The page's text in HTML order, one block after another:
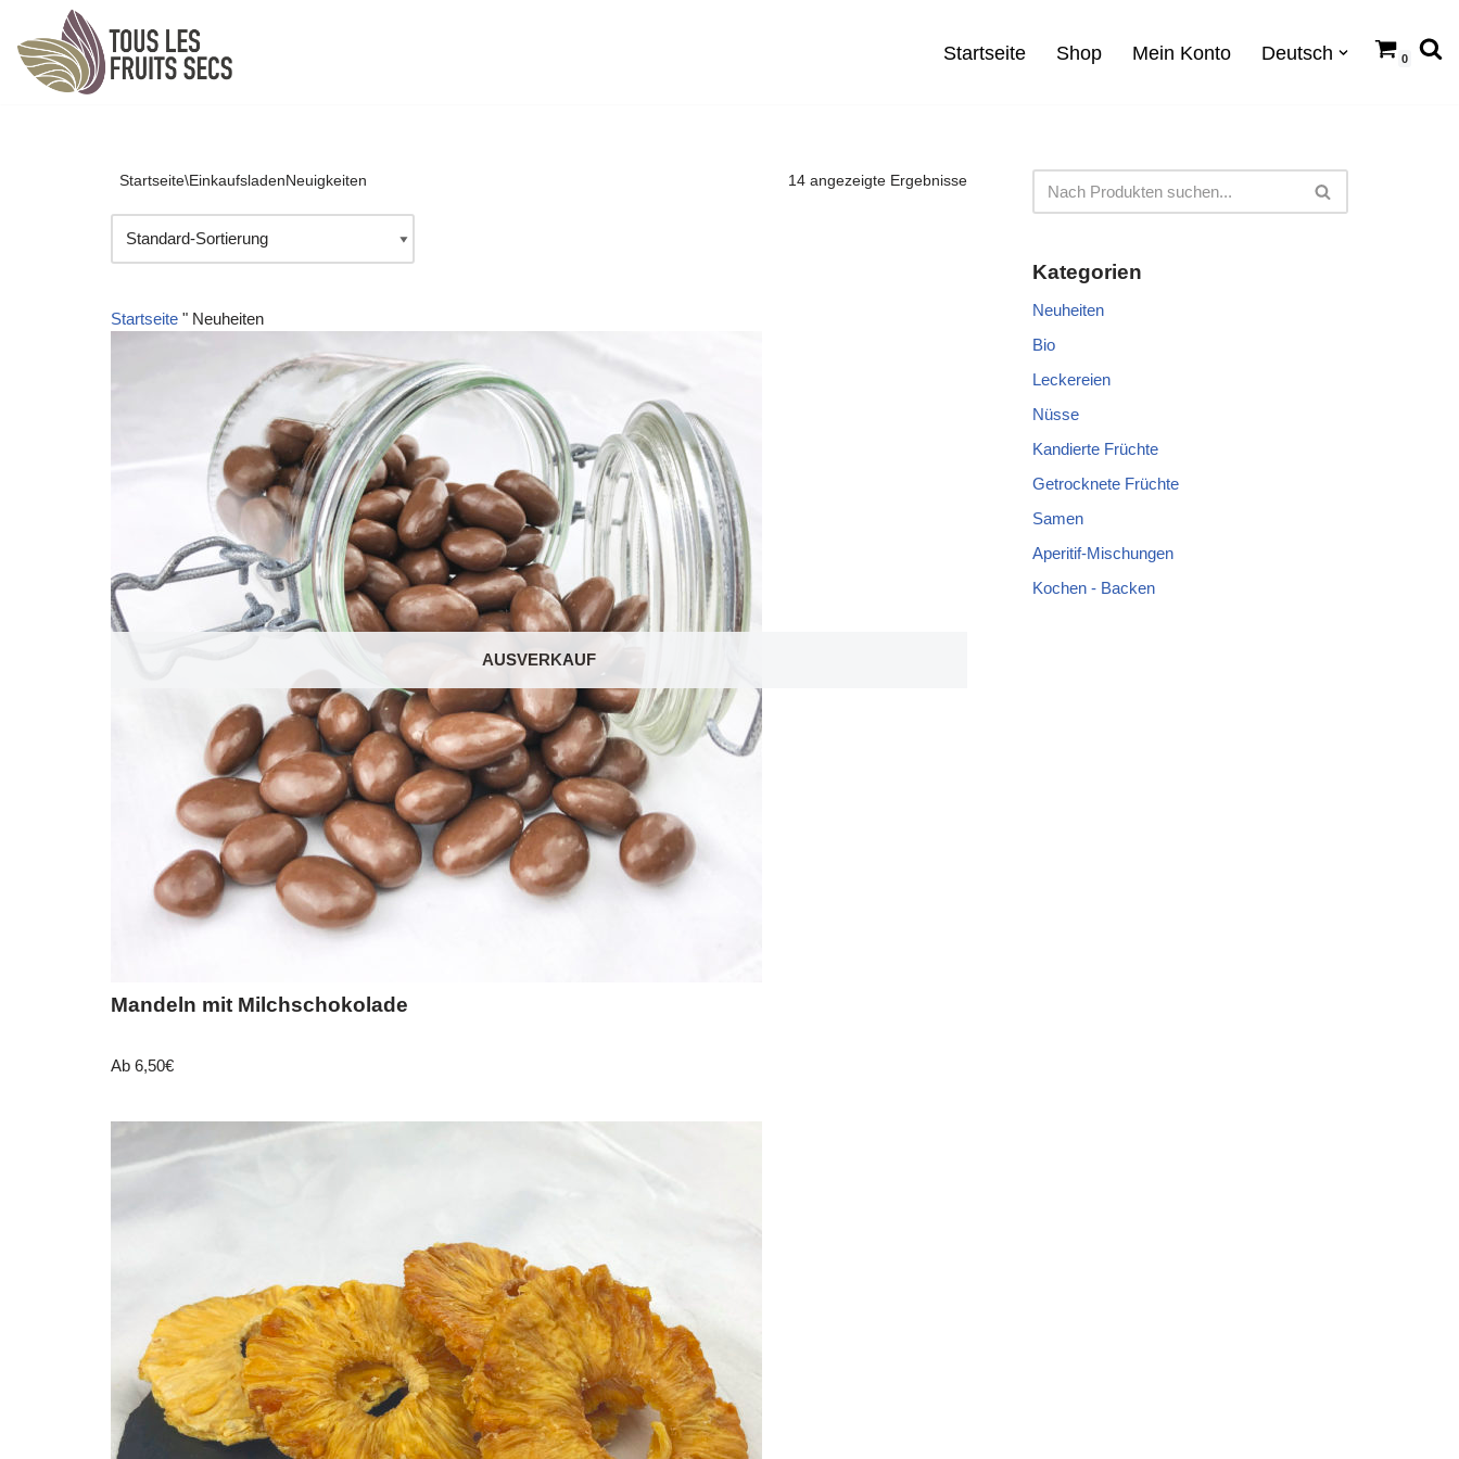
Zum
Inhalt
Startseite Shop Mein Konto Deutsch 0
Startseite\EinkaufsladenNeuigkeiten 14 angezeigte Ergebnisse
Startseite " Neuheiten
AUSVERKAUF
Mandeln mit Milchschokolade
Ab 6,50€
Kategorien
Neuheiten
Bio
Leckereien
Nüsse
Kandierte Früchte
Getrocknete Früchte
Samen
Aperitif-Mischungen
Kochen - Backen